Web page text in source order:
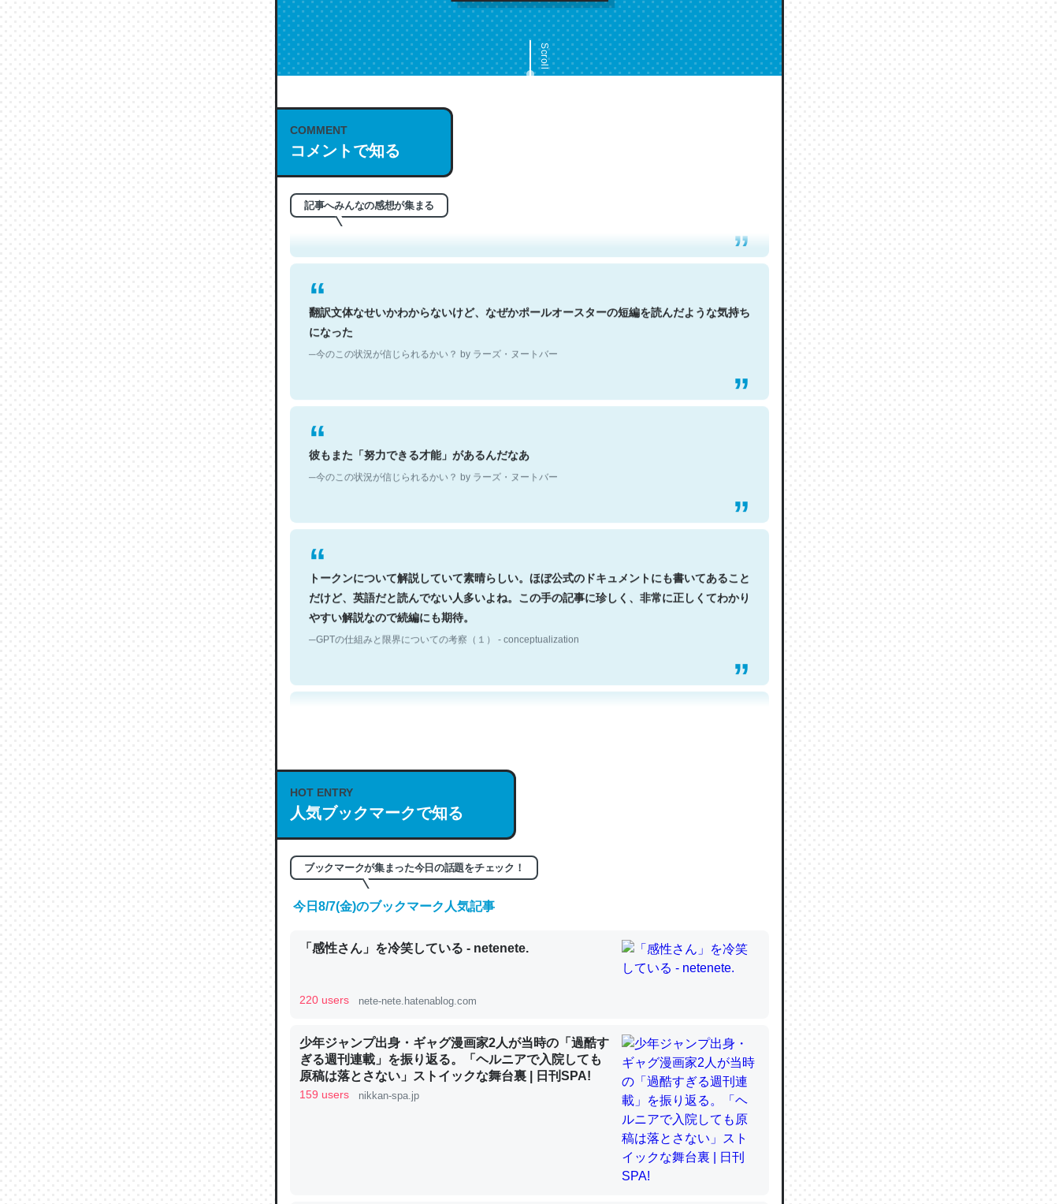
Scroll
COMMENT
コメントで知る
記事へみんなの感想が集まる
これは名文。彼はとてもクレバーなんだろうなと凄く思う。英語少しでも読める人は原文
もお勧め。自分はこの流れ好き。Let’s Fucking Go. Then Covid hit. Shit.
─今のこの状況が信じられるかい？ by ラーズ・ヌートバー
翻訳文体なせいかわからないけど、なぜかポールオースターの短編を読んだような気持ち
になった
─今のこの状況が信じられるかい？ by ラーズ・ヌートバー
彼もまた「努力できる才能」があるんだなあ
─今のこの状況が信じられるかい？ by ラーズ・ヌートバー
トークンについて解説していて素晴らしい。ほぼ公式のドキュメントにも書いてあること
だけど、英語だと読んでない人多いよね。この手の記事に珍しく、非常に正しくてわかり
やすい解説なので続編にも期待。
─GPTの仕組みと限界についての考察（１） - conceptualization
これは良記事。32768トークンだと英語小説100ページ分くらい。小説でいう「ずっと前
の伏線」は回収されないけど、短期記憶というには多い分量。進化すればするほど分かり
やすく強くなりそう
の600分の1程度。
─ニュース :: 【研究発表】昆虫学の大問題＝「昆虫はなぜ海にいないのか」に関する新仮説
論文では「淡水はカルシウムも酸素も不足してて両方に不利だから両方が拮抗してるので
HOT ENTRY
人気ブックマークで知る
ブックマークが集まった今日の話題をチェック！
今日8/7(金)のブックマーク人気記事
「感性さん」を冷笑している - netenete.
220 users nete-nete.hatenablog.com
少年ジャンプ出身・ギャグ漫画家2人が当時の「過酷す
ぎる週刊連載」を振り返る。「ヘルニアで入院しても
原稿は落とさない」ストイックな舞台裏 | 日刊SPA!
159 users nikkan-spa.jp